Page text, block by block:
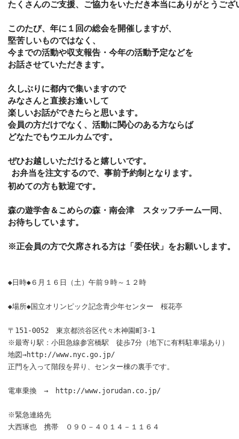
たくさんのご支援、 ご協力をいただき本当にありがとうござ
このたび、年に１回の総会を開催しますが、
堅苦しいものではなく、
今までの活動や収支報告・ 今年の活動予定などを
お話させていただきます。
久しぶりに都内で集いますので
みなさんと直接お逢いして
楽しいお話ができたらと思います。
会員の方だけでなく、 活動に関心のある方ならば
どなたでもウエルカムです。
ぜひお越しいただけると嬉しいです。
お弁当を注文するので、事前予約制となります。
初めての方も歓迎です。
森の遊学舎＆こめらの森・南会津 スタッフチーム一同、
お待ちしています。
※正会員の方で欠席される方は「委任状」をお願いします。
◆日時◆６月１６日（土）午前９時～１２時
◆場所◆国立オリンピック記念青少年センター　桜花亭
〒151-0052　東京都渋谷区代々木神園町3-1
※最寄り駅：小田急線参宮橋駅　徒歩7分（地下に有料駐車場あり）
地図→http://www.nyc.go.jp/
正門を入って階段を昇り、センター棟の裏手です。
電車乗換　→　http://www.jorudan.co.jp/
※緊急連絡先
大西琢也　携帯　０９０－４０１４－１１６４